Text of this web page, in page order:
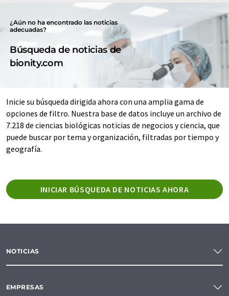
¿Aún no ha encontrado las noticias
adecuadas?
Búsqueda de noticias de
bionity.com
Inicie su búsqueda dirigida ahora con una amplia gama de
opciones de filtro. Nuestra base de datos incluye un archivo de
7.218 de ciencias biológicas noticias de negocios y ciencia, que
puede buscar por tema y organización, filtradas por tiempo y
geografía.
INICIAR BÚSQUEDA DE NOTICIAS AHORA
NOTICIAS
EMPRESAS